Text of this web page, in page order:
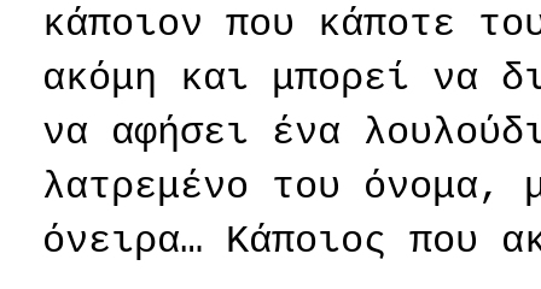
κάποιον που κάποτε
ακόμη και μπορεί να
να αφήσει ένα
λατρεμένο του όνομα,
όνειρα… Κάποιος που